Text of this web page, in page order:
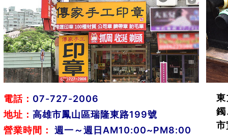
電話： 07-727-2006
地址： 高雄市鳳山區瑞隆東路199號
營業時間：
週一～週日AM10:00~PM8:00
鐲
市